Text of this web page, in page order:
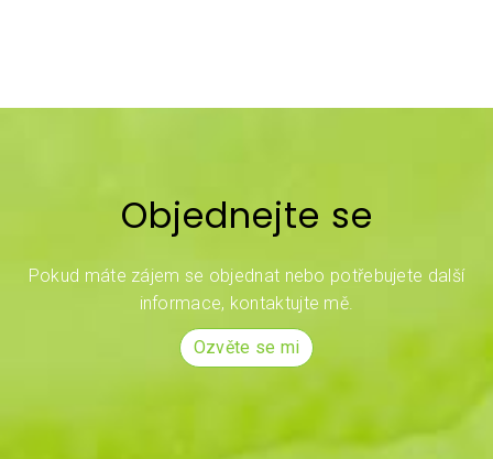
Objednejte se
Pokud máte zájem se objednat nebo potřebujete další
informace, kontaktujte mě.
Ozvěte se mi